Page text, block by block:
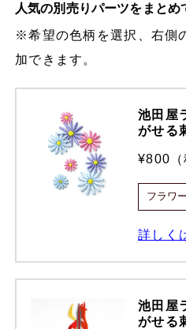
人気の別売りパーツをまとめ
※希望の色柄を選択、右側
加できます。
池田屋
がせる
¥800（
詳しく
池田屋
がせる